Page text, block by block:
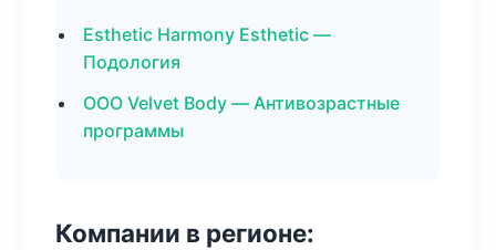
Esthetic Harmony Esthetic —
Подология
ООО Velvet Body — Антивозрастные
программы
Компании в регионе: